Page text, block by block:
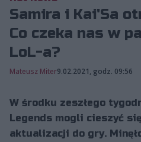
Samira i Kai'Sa
Co czeka nas w
LoL-a?
Mateusz Miter9.02.2021, godz. 09:56
W środku zeszłego
Legends mogli cieszyć
aktualizacji do gry.